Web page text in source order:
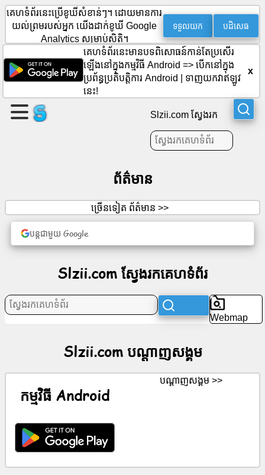
ទំព័រ
មួយ។
បង្កើត
របៀប
វារៈ
ណ្តា​
ញ​
តំណាង
គេហទំព័រនេះប្រើខូឃីសំខាន់ៗ។ ដោយមានការ
យល់ព្រមរបស់អ្នក យើងដាក់ខូឃី Google
Analytics សម្រាប់ស្ថិតិ។
ទទួលយក បដិសេធ
គេហទំព័រនេះមានបទពិសោធន៍កាន់តែប្រសើរ
ឡើងនៅក្នុងកម្មវិធី Android => បើកនៅក្នុង
ប្រព័ន្ធប្រតិបត្តិការ Android
ទាញយកវាឥឡូវ
នេះ!
x
Slzii.com ស្វែងរក
ព័ត៌មាន
ច្រើនទៀត ព័ត៌មាន >>
បន្តជាមួយ Google
Slzii.com ស្វែងរកគេហទំព័រ
Webmap
Slzii.com ប​ណ្តា​ញ​សង្គម
កម្មវិធី Android
ប​ណ្តា​ញ​សង្គម >>